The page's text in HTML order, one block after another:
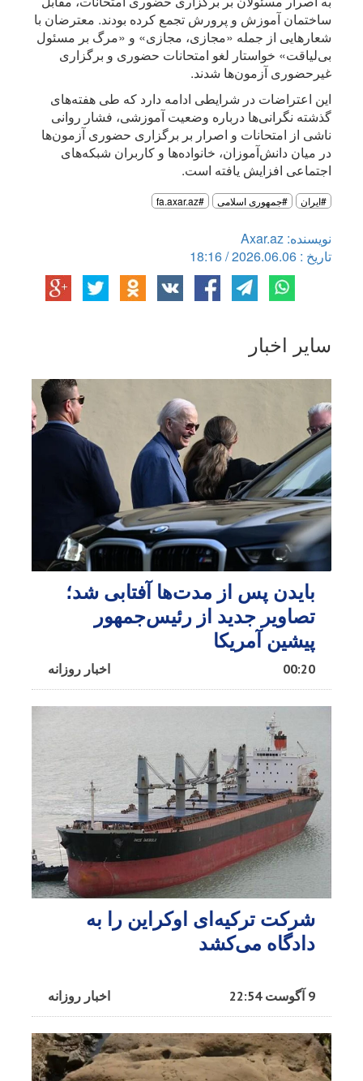
ساختمان آموزش و پرورش تجمع کرده بودند. معترضان با
شعارهایی از جمله «مجازی، مجازی» و «مرگ بر مسئول
بی‌لیاقت» خواستار لغو امتحانات حضوری و برگزاری
غیرحضوری آزمون‌ها شدند.
این اعتراضات در شرایطی ادامه دارد که طی هفته‌های
گذشته نگرانی‌ها درباره وضعیت آموزشی، فشار روانی
ناشی از امتحانات و اصرار بر برگزاری حضوری آزمون‌ها
در میان دانش‌آموزان، خانواده‌ها و کاربران شبکه‌های
اجتماعی افزایش یافته است.
#ایران #جمهوری اسلامی #fa.axar.az
نویسنده: Axar.az
تاریخ : 2026.06.06 / 18:16
سایر اخبار
بایدن پس از مدت‌ها آفتابی شد؛
تصاویر جدید از رئیس‌جمهور
پیشین آمریکا
اخبار روزانه 00:20
شرکت ترکیه‌ای اوکراین را به
دادگاه می‌کشد
اخبار روزانه 9 آگوست 22:54